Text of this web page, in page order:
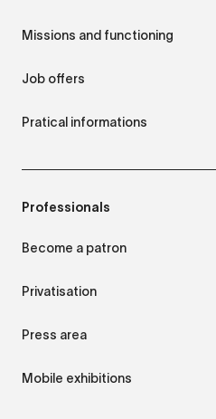
Missions and functioning
Job offers
Pratical informations
Professionals
Become a patron
Privatisation
Press area
Mobile exhibitions